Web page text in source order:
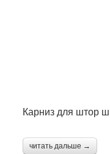
Карниз для штор
читать дальше →